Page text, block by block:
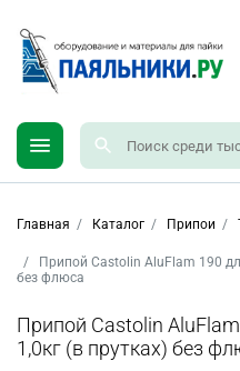
Главная Каталог Припои
Припой Castolin AluFlam 190
без флюса
Припой Castolin
1,0кг (в прутках) без